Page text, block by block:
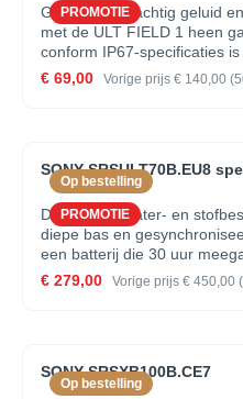
PROMOTIE
Geniet van machtig geluid
met de ULT FIELD 1 heen
conform IP67-specificaties
stofdicht en uitgebreid
van het leven te doorstaan.
€ 69,00 Vorige prijs € 140,00
Op bestelling
PROMOTIE
SONY SRSULT70B.EU8
Draagbaar, water- en
diepe bas en
een batterij die 30 uur
de mogelijkheid een
als versterker voor een gitaar.
€ 279,00 Vorige prijs € 450,00
Op bestelling
SONY SRSXB100B.CE7